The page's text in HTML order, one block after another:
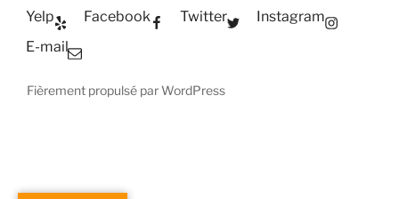
Yelp
Facebook Twitter
Instagram
E-mail
Fièrement propulsé par WordPress